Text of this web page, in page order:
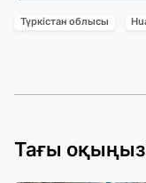
Түркістан облысы
Тағы